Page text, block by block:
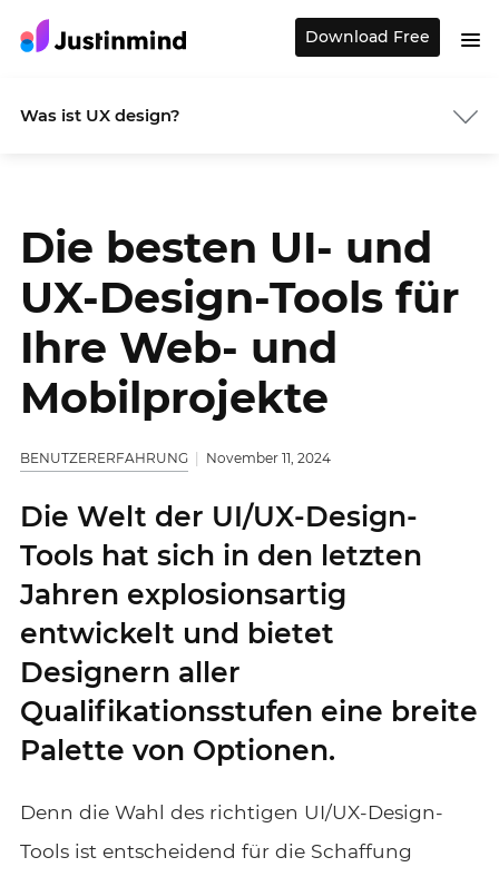
Download Free
Was ist UX design?
Die besten UI- und
UX-Design-Tools für
Ihre Web- und
Mobilprojekte
BENUTZERERFAHRUNG November 11, 2024
Die Welt der UI/UX-Design-
Tools hat sich in den letzten
Jahren explosionsartig
entwickelt und bietet
Designern aller
Qualifikationsstufen eine breite
Palette von Optionen.
Denn die Wahl des richtigen UI/UX-Design-
Tools ist entscheidend für die Schaffung